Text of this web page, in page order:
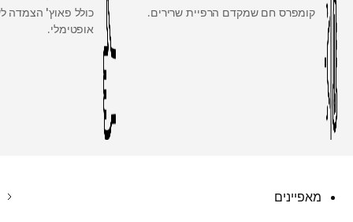
קומפרס חם שמקדם הרפיית שרירים.
כולל פאוץ' הצמדה
אופטימלי.
מאפיינים